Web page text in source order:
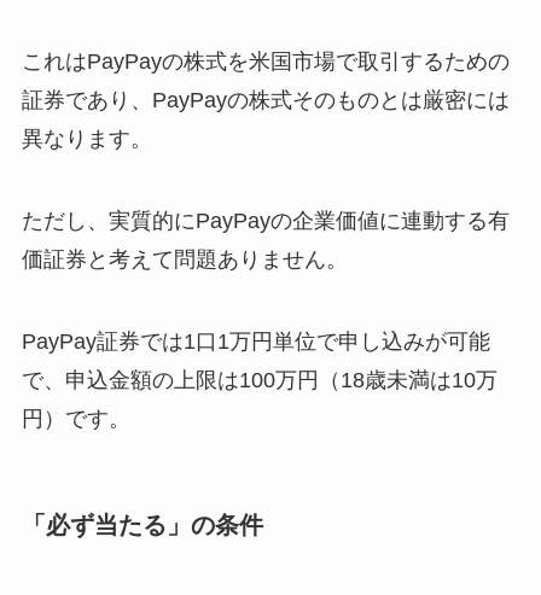
これはPayPayの株式を米国市場で取引するための
証券であり、PayPayの株式そのものとは厳密には
異なります。
ただし、実質的にPayPayの企業価値に連動する有
価証券と考えて問題ありません。
PayPay証券では1口1万円単位で申し込みが可能
で、申込金額の上限は100万円（18歳未満は10万
円）です。
「必ず当たる」の条件